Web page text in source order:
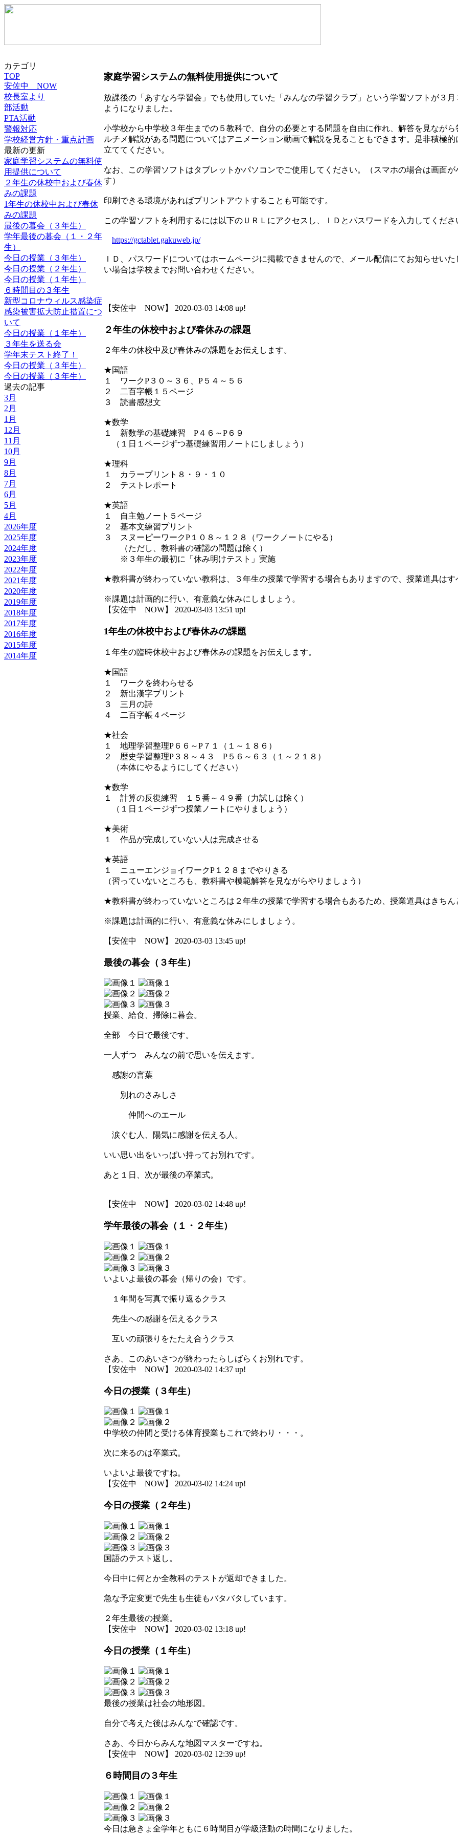
カテゴリ
TOP
安佐中 NOW
校長室より
部活動
PTA活動
警報対応
学校経営方針・重点計画
最新の更新
家庭学習システムの無料使
用提供について
２年生の休校中および春休
みの課題
1年生の休校中および春休
みの課題
最後の暮会（３年生）
学年最後の暮会（１・２年
生）
今日の授業（３年生）
今日の授業（２年生）
今日の授業（１年生）
６時間目の３年生
新型コロナウィルス感染症
感染被害拡大防止措置につ
いて
今日の授業（１年生）
３年生を送る会
学年末テスト終了！
今日の授業（３年生）
今日の授業（３年生）
過去の記事
3月
2月
1月
12月
11月
10月
9月
8月
7月
6月
5月
4月
2026年度
2025年度
2024年度
2023年度
2022年度
2021年度
2020年度
2019年度
2018年度
2017年度
2016年度
2015年度
2014年度
家庭学習システムの無料使用提供について
放課後の「あすなろ学習会」でも使用していた「みんなの学習クラブ」という学習ソフトが３
ようになりました。
小学校から中学校３年生までの５教科で、自分の必要とする問題を自由に作れ、解答を見なが
ルチメ解説がある問題についてはアニメーション動画で解説を見ることもできます。是非積極
立ててください。
なお、この学習ソフトはタブレットかパソコンでご使用してください。（スマホの場合は画面
す）
印刷できる環境があればプリントアウトすることも可能です。
この学習ソフトを利用するには以下のＵＲＬにアクセスし、ＩＤとパスワードを入力してくださ
https://gctablet.gakuweb.jp/
ＩＤ、パスワードについてはホームページに掲載できませんので、メール配信にてお知らせい
い場合は学校までお問い合わせください。
【安佐中 NOW】 2020-03-03 14:08 up!
２年生の休校中および春休みの課題
２年生の休校中及び春休みの課題をお伝えします。
★国語
１ ワークP３０～３６、P５４～５６
２ 二百字帳１５ページ
３ 読書感想文
★数学
１ 新数学の基礎練習 P４６～P６９
（１日１ページずつ基礎練習用ノートにしましょう）
★理科
１ カラープリント８・９・１０
２ テストレポート
★英語
１ 自主勉ノート５ページ
２ 基本文練習プリント
３ スヌーピーワークP１０８～１２８（ワークノートにやる）
（ただし、教科書の確認の問題は除く）
※３年生の最初に「休み明けテスト」実施
★教科書が終わっていない教科は、３年生の授業で学習する場合もありますので、授業道具はす
※課題は計画的に行い、有意義な休みにしましょう。
【安佐中 NOW】 2020-03-03 13:51 up!
1年生の休校中および春休みの課題
１年生の臨時休校中および春休みの課題をお伝えします。
★国語
１ ワークを終わらせる
２ 新出漢字プリント
３ 三月の詩
４ 二百字帳４ページ
★社会
１ 地理学習整理P６６～P７１（１～１８６）
２ 歴史学習整理P３８～４３ P５６～６３（１～２１８）
（本体にやるようにしてください）
★数学
１ 計算の反復練習 １５番～４９番（力試しは除く）
（１日１ページずつ授業ノートにやりましょう）
★美術
１ 作品が完成していない人は完成させる
★英語
１ ニューエンジョイワークP１２８までやりきる
（習っていないところも、教科書や模範解答を見ながらやりましょう）
★教科書が終わっていないところは２年生の授業で学習する場合もあるため、授業道具はきちん
※課題は計画的に行い、有意義な休みにしましょう。
【安佐中 NOW】 2020-03-03 13:45 up!
最後の暮会（３年生）
授業、給食、掃除に暮会。
全部 今日で最後です。
一人ずつ みんなの前で思いを伝えます。
感謝の言葉
別れのさみしさ
仲間へのエール
涙ぐむ人、陽気に感謝を伝える人。
いい思い出をいっぱい持ってお別れです。
あと１日、次が最後の卒業式。
【安佐中 NOW】 2020-03-02 14:48 up!
学年最後の暮会（１・２年生）
いよいよ最後の暮会（帰りの会）です。
１年間を写真で振り返るクラス
先生への感謝を伝えるクラス
互いの頑張りをたたえ合うクラス
さあ、このあいさつが終わったらしばらくお別れです。
【安佐中 NOW】 2020-03-02 14:37 up!
今日の授業（３年生）
中学校の仲間と受ける体育授業もこれで終わり・・・。
次に来るのは卒業式。
いよいよ最後ですね。
【安佐中 NOW】 2020-03-02 14:24 up!
今日の授業（２年生）
国語のテスト返し。
今日中に何とか全教科のテストが返却できました。
急な予定変更で先生も生徒もバタバタしています。
２年生最後の授業。
【安佐中 NOW】 2020-03-02 13:18 up!
今日の授業（１年生）
最後の授業は社会の地形図。
自分で考えた後はみんなで確認です。
さあ、今日からみんな地図マスターですね。
【安佐中 NOW】 2020-03-02 12:39 up!
６時間目の３年生
今日は急きょ全学年ともに６時間目が学級活動の時間になりました。